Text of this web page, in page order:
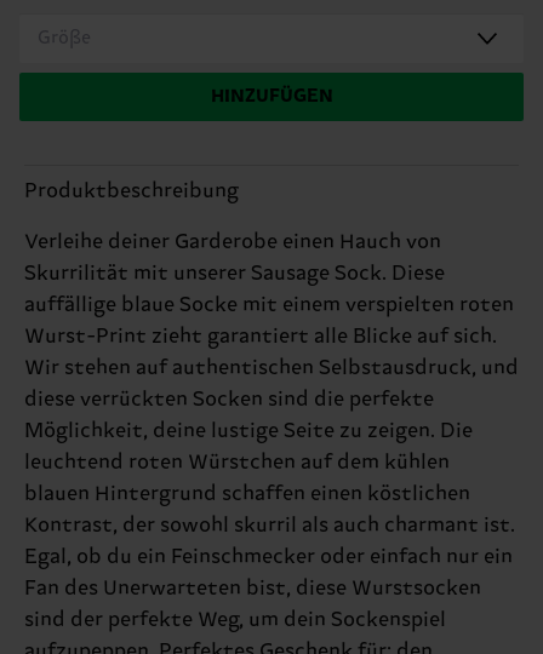
Größe
HINZUFÜGEN
Produktbeschreibung
Verleihe deiner Garderobe einen Hauch von
Skurrilität mit unserer Sausage Sock. Diese
auffällige blaue Socke mit einem verspielten roten
Wurst-Print zieht garantiert alle Blicke auf sich.
Wir stehen auf authentischen Selbstausdruck, und
diese verrückten Socken sind die perfekte
Möglichkeit, deine lustige Seite zu zeigen. Die
leuchtend roten Würstchen auf dem kühlen
blauen Hintergrund schaffen einen köstlichen
Kontrast, der sowohl skurril als auch charmant ist.
Egal, ob du ein Feinschmecker oder einfach nur ein
Fan des Unerwarteten bist, diese Wurstsocken
sind der perfekte Weg, um dein Sockenspiel